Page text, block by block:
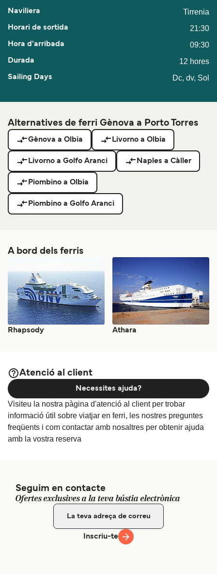
Tirrenia
21:30
09:30
12 hores
Dc, dv, Sol
Alternatives de ferri Gènova a Porto Torres
Gènova a Olbia Livorno a Olbia
Livorno a Golfo Aranci Naples a Càller
Piombino a Olbia
Piombino a Golfo Aranci
A bord dels ferris
Rhapsody Athara
Atenció al client
Visiteu la nostra pàgina d'atenció al client per trobar
informació útil sobre viatjar en ferri, les nostres preguntes
freqüents i com contactar amb nosaltres per obtenir ajuda
amb la vostra reserva
Necessites ajuda?
Seguim en contacte
Ofertes exclusives a la teva bústia electrònica
Inscriu-te